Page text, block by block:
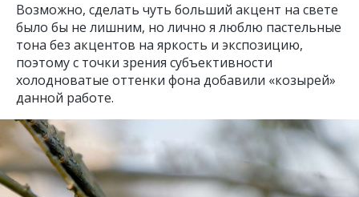
Возможно, сделать чуть больший акцент на свете
было бы не лишним, но лично я люблю пастельные
тона без акцентов на яркость и экспозицию,
поэтому с точки зрения субъективности
холодноватые оттенки фона добавили «козырей»
данной работе.